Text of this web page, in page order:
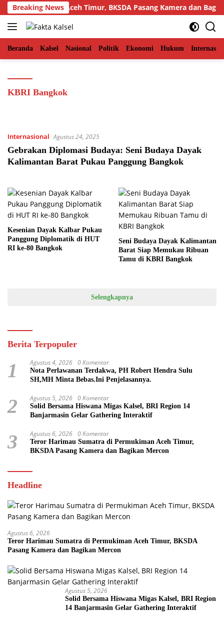
Langsung
ke
konten
Breaking News
Permukiman Aceh Timur, BKSDA Pasang Kamera dan
Beranda Kalsel Nasional Politik Ekonomi Hukum
KBRI Bangkok
Internasional Agustus 24, 2025
Gebrakan Diplomasi Budaya: Seni Budaya Dayak
Kalimantan Barat Pukau Panggung Bangkok
Kesenian Dayak Kalbar Pukau
Panggung Diplomatik di HUT
RI ke-80 Bangkok
Seni Budaya Dayak Kalimantan
Barat Siap Memukau Ribuan
Tamu di KBRI Bangkok
Selengkapnya
Berita Terpopuler
1 Agustus 4, 2026 0 Komentar
Nota Perlawanan Terdakwa, PH Robert Hendra Sulu
SH,MH Minta Bebas.Ini Penjelasannya.
2 Agustus 5, 2026 0 Komentar
Solid Bersama Hiswana Migas Kalsel, BRI Region 14
Banjarmasin Gelar Gathering Interaktif
3 Agustus 6, 2026 0 Komentar
Teror Harimau Sumatra di Permukiman Aceh Timur,
BKSDA Pasang Kamera dan Bagikan Mercon
Headline
Agustus 6, 2026
Teror Harimau Sumatra di Permukiman Aceh Timur, BKSDA
Pasang Kamera dan Bagikan Mercon
Agustus 5, 2026
Solid Bersama Hiswana Migas Kalsel, BRI Region
14 Banjarmasin Gelar Gathering Interaktif